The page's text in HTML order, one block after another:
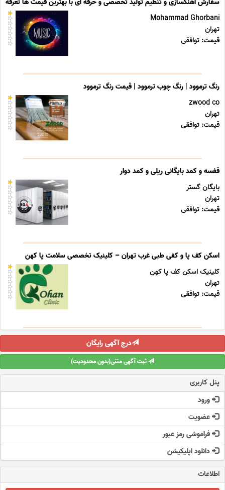
Mohammad Ghorbani
تهران
قیمت: توافقی
رنگ ترموود | رنگ چوب ترموود | قیمت رنگ ترموود
zwood co
تهران
قیمت: توافقی
قفسه و کمد بایگانی ریلی و کمد دوار
بایگان گستر
تهران
قیمت: توافقی
اسکن کف پا و کفی طبی غرب تهران – کلینیک تخصصی سلامت پا کهن
کلینیک اسکن کف پا کهن
تهران
قیمت: توافقی
درج آگهی رایگان
ثبت آگهی متنی(بدون محدودیت)
پنل کاربری
ورود
عضویت
فراموشی رمز عبور
دانلود اپلیکیشن
اطلاعات